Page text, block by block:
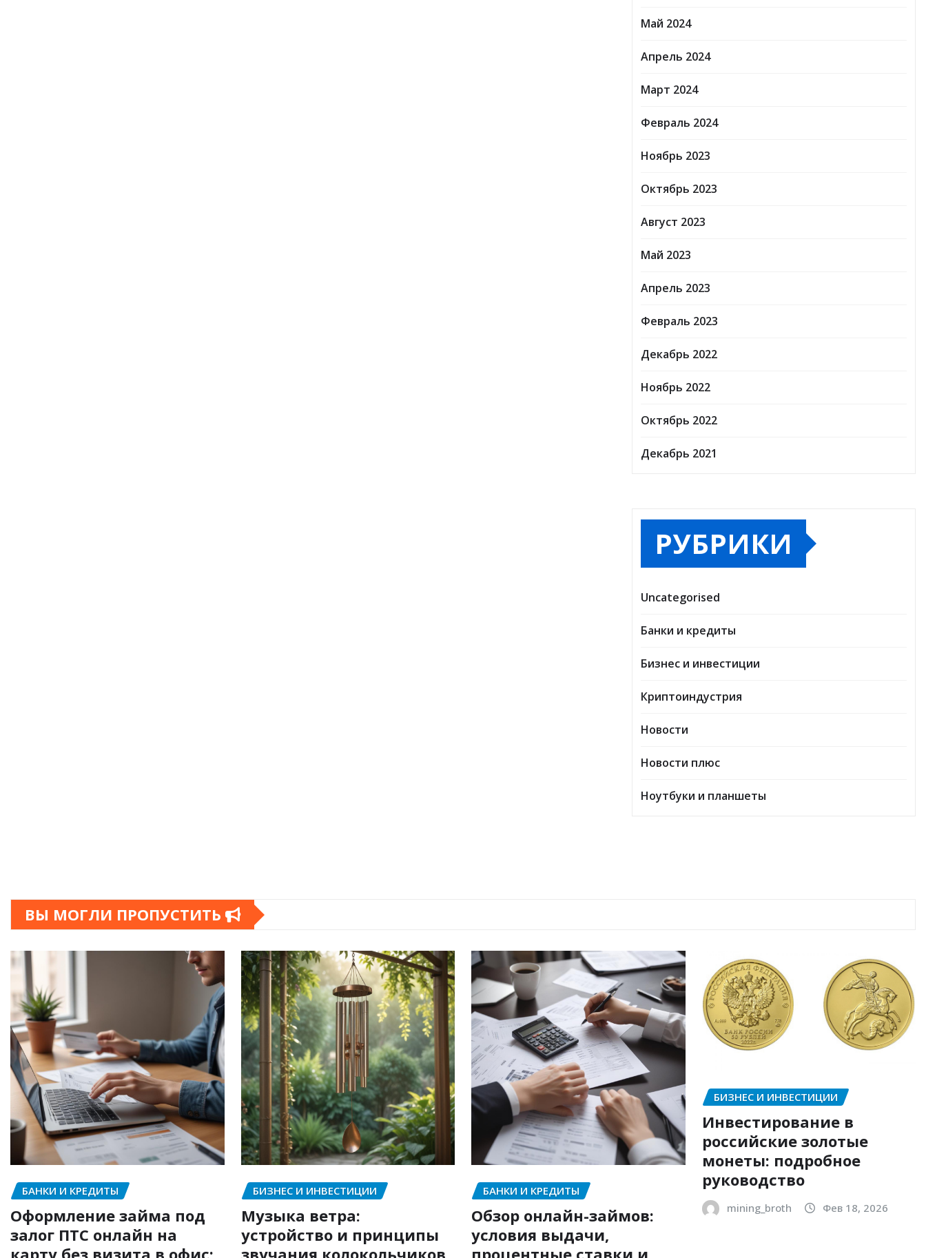
Май 2024
Апрель 2024
Март 2024
Февраль 2024
Ноябрь 2023
Октябрь 2023
Август 2023
Май 2023
Апрель 2023
Февраль 2023
Декабрь 2022
Ноябрь 2022
Октябрь 2022
Декабрь 2021
РУБРИКИ
Uncategorised
Банки и кредиты
Бизнес и инвестиции
Криптоиндустрия
Новости
Новости плюс
Ноутбуки и планшеты
ВЫ МОГЛИ ПРОПУСТИТЬ
БАНКИ И КРЕДИТЫ
Оформление займа под
залог ПТС онлайн на
БИЗНЕС И ИНВЕСТИЦИИ
Музыка ветра:
устройство и принципы
БАНКИ И КРЕДИТЫ
Обзор онлайн-займов:
условия выдачи,
БИЗНЕС И ИНВЕСТИЦИИ
Инвестирование в
российские золотые
монеты: подробное
руководство
mining_broth Фев 18, 2026